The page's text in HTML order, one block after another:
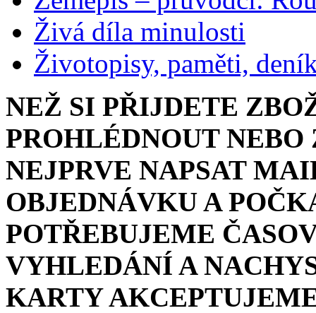
Živá díla minulosti
Životopisy, paměti,
NEŽ SI PŘIJDETE
PROHLÉDNOUT
NEJPRVE NAPSAT
OBJEDNÁVKU A
POTŘEBUJEME
VYHLEDÁNÍ A
KARTY